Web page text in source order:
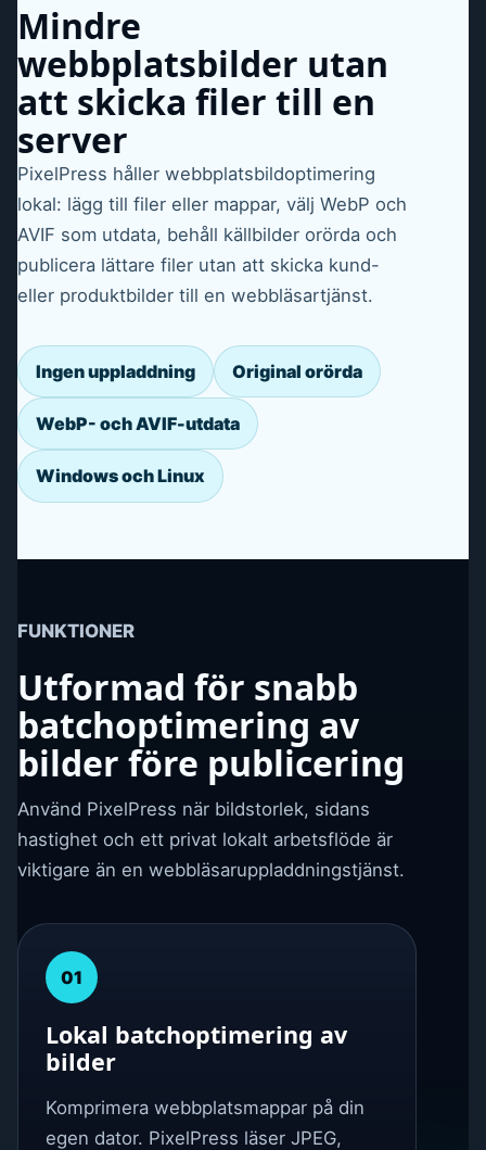
Mindre
webbplatsbilder utan
att skicka filer till en
server
PixelPress håller webbplatsbildoptimering
lokal: lägg till filer eller mappar, välj WebP och
AVIF som utdata, behåll källbilder orörda och
publicera lättare filer utan att skicka kund-
eller produktbilder till en webbläsartjänst.
Ingen uppladdning Original orörda
WebP- och AVIF-utdata
Windows och Linux
FUNKTIONER
Utformad för snabb
batchoptimering av
bilder före publicering
Använd PixelPress när bildstorlek, sidans
hastighet och ett privat lokalt arbetsflöde är
viktigare än en webbläsaruppladdningstjänst.
01
Lokal batchoptimering av
bilder
Komprimera webbplatsmappar på din
egen dator. PixelPress läser JPEG,